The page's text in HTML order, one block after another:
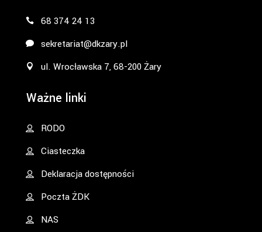
68 374 24 13
sekretariat@dkzary.pl
ul. Wrocławska 7, 68-200 Żary
Ważne linki
RODO
Ciasteczka
Deklaracja dostępności
Poczta ŻDK
NAS